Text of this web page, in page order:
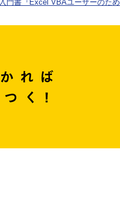
門書『Excel VBAユーザーのため